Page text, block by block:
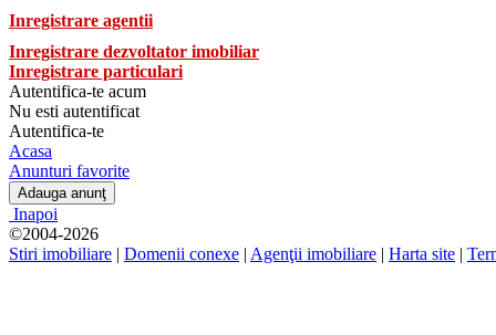
Inregistrare agentii
Inregistrare dezvoltator imobiliar
Inregistrare particulari
Autentifica-te acum
Nu esti autentificat
Autentifica-te
Acasa
Anunturi favorite
Inapoi
©2004-2026
Stiri imobiliare | Domenii conexe | Agenţii imobiliare | Harta site |